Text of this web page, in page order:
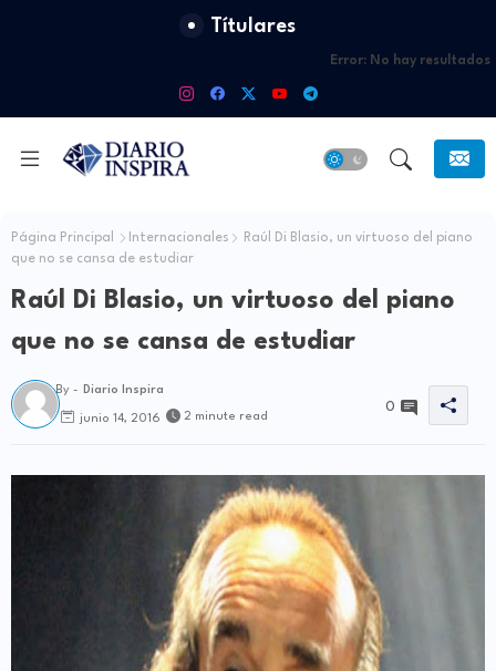
Títulares
Error: No hay resultados
Página Principal Internacionales
Raúl Di Blasio, un virtuoso del piano
que no se cansa de estudiar
Raúl Di Blasio, un virtuoso del piano
que no se cansa de estudiar
By - Diario Inspira
junio 14, 2016 2 minute read
0